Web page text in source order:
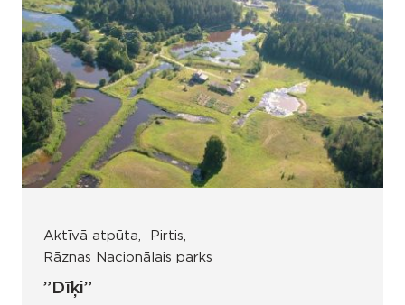
Aktīvā atpūta
Pirtis
Rāznas Nacionālais parks
”Dīķi”